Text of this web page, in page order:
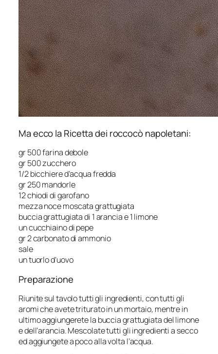
Ma ecco la Ricetta dei roccocò napoletani:
gr 500 farina debole
gr 500 zucchero
1/2 bicchiere d’acqua fredda
gr 250 mandorle
12 chiodi di garofano
mezza noce moscata grattugiata
buccia grattugiata di 1 arancia e 1 limone
un cucchiaino di pepe
gr 2 carbonato di ammonio
sale
un tuorlo d’uovo
Preparazione
Riunite sul tavolo tutti gli ingredienti, con tutti gli
aromi che avete triturato in un mortaio, mentre in
ultimo aggiungerete la buccia grattugiata del limone
e dell’arancia. Mescolate tutti gli ingredienti a secco
ed aggiungete a poco alla volta l’acqua.